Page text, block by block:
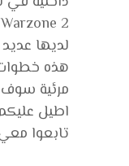
2
لديها
هذه
مرئية
اطيل
تابعوا